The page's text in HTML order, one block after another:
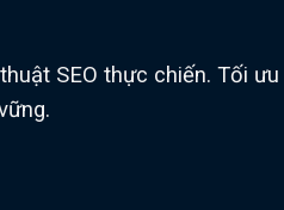
SEO thực chiến. Tối ưu